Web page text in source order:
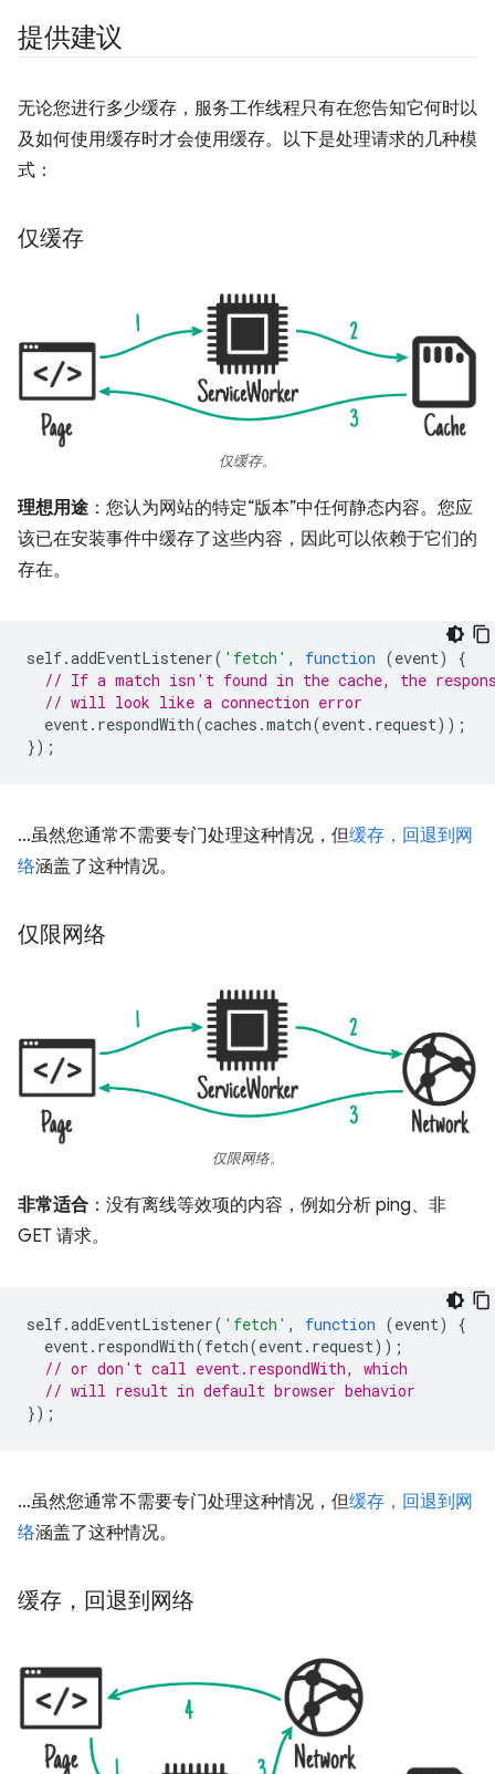
提供建议
无论您进行多少缓存，服务工作线程只有在您告知它何时以
及如何使用缓存时才会使用缓存。以下是处理请求的几种模
式：
仅缓存
仅缓存。
理想用途 ：您认为网站的特定“版本”中任何静态内容。您应
该已在安装事件中缓存了这些内容，因此可以依赖于它们的
存在。
self.addEventListener( 'fetch' , function (event)
{
// If a match isn't found in the cache, the
// will look like a connection error
event. respondWith(caches .match(event. request));
});
…虽然您通常不需要专门处理这种情况，但缓存，回退到网
络涵盖了这种情况。
仅限网络
仅限网络。
非常适合 ：没有离线等效项的内容，例如分析 ping、非
GET 请求。
self.addEventListener( 'fetch' , function (event)
{
event. respondWith(fetch(event. request));
// or don't call event.respondWith, which
// will result in default browser behavior
});
…虽然您通常不需要专门处理这种情况，但缓存，回退到网
络涵盖了这种情况。
缓存，回退到网络